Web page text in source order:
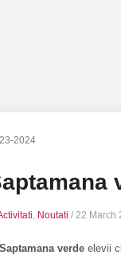
2024
, Noutati / 22 March
Saptamana verde elevii